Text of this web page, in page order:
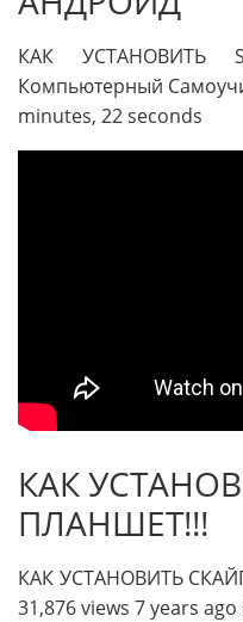
КАК УСТАНОВИТЬ
Компьютерный
minutes, 22 seconds
КАК
ПЛАНШЕТ!!!
КАК УСТАНОВИТЬ
31,876 views 7 years